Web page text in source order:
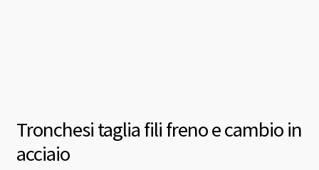
Tronchesi taglia fili freno e cambio in
acciaio